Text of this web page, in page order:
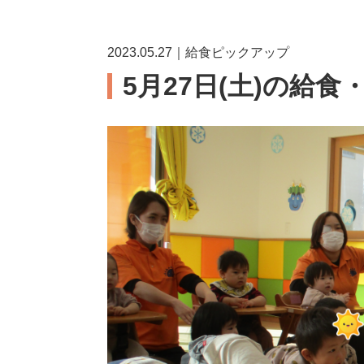
2023.05.27｜給食ピックアップ
5月27日(土)の給食